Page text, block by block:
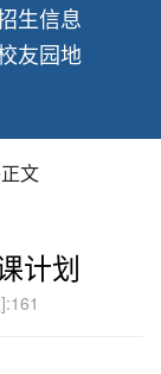
生信息
友园地
正文
计划
161